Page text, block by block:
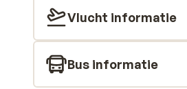
Vlucht informatie
Bus informatie